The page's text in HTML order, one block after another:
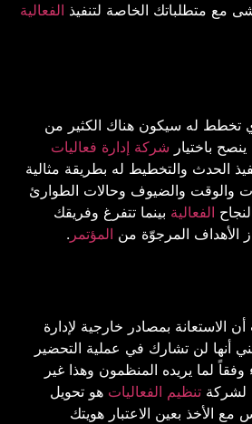
مع متطلباتك الخاصة لتنفيذ الفعالية
تخطط له سيكون هناك الكثير من
باختيار شركة إدارة فعاليات
الحدث والتخطيط له بطريقة مثالية
والوقت والضيوف وحالات الطوارئ
الفعالية بينما تتفرغ وفريقك
الأهداف المرجوّة من المؤتمر .
الاستعانة بمصادر خارجية لإدارة
أنها لن تشارك في عملية التحضير
لما يريده المنظمون وهذا غير
لشركة تنظيم الفعاليات هو تحويل
الأخذ بعين الاعتبار هويتك